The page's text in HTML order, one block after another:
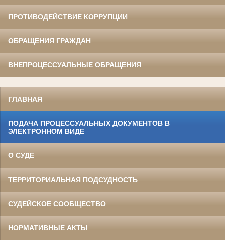
ПРОТИВОДЕЙСТВИЕ КОРРУПЦИИ
ОБРАЩЕНИЯ ГРАЖДАН
ВНЕПРОЦЕССУАЛЬНЫЕ ОБРАЩЕНИЯ
ГЛАВНАЯ
ПОДАЧА ПРОЦЕССУАЛЬНЫХ ДОКУМЕНТОВ В
ЭЛЕКТРОННОМ ВИДЕ
О СУДЕ
ТЕРРИТОРИАЛЬНАЯ ПОДСУДНОСТЬ
СУДЕЙСКОЕ СООБЩЕСТВО
НОРМАТИВНЫЕ АКТЫ